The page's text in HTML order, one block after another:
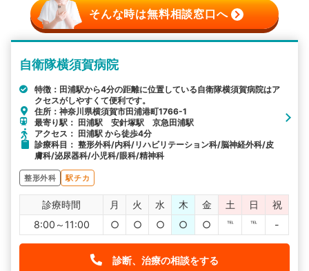
そんな時は無料相談窓口へ
自衛隊横須賀病院
特徴：田浦駅から4分の距離に位置している自衛隊横須賀病院はア
クセスがしやすくて便利です。
住所：神奈川県横須賀市田浦港町1766-1
最寄り駅： 田浦駅 安針塚駅 京急田浦駅
アクセス： 田浦駅 から徒歩4分
診療科目： 整形外科/内科/リハビリテーション科/脳神経外科/皮
膚科/泌尿器科/小児科/眼科/精神科
整形外科 駅チカ
診療時間 月 火 水 木 金 土 日
祝
8:00～11:00
○ ○ ○ ○ ○ ℡ ℡ -
診断、治療の相談をする